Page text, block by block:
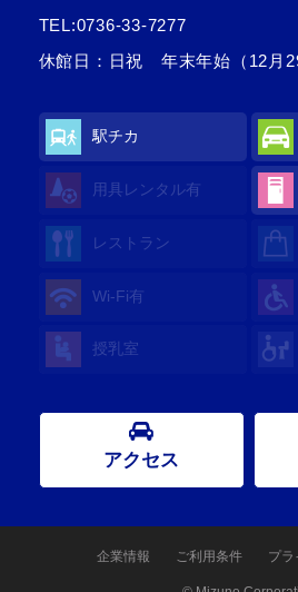
TEL:0736-33-7277
休館日：日祝 年末年始（12月
駅チカ
用具レンタル有
レストラン
Wi-Fi有
授乳室
アクセス
企業情報 ご利用条件 プラ